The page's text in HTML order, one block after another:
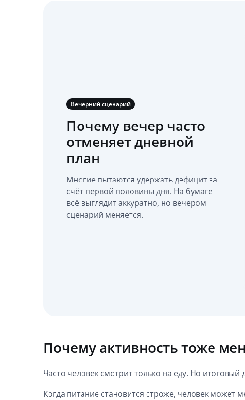
Вечерний сценарий
Почему вечер часто
отменяет дневной
план
Многие пытаются удержать дефицит за
счёт первой половины дня. На бумаге
всё выглядит аккуратно, но вечером
сценарий меняется.
Почему активность тоже
Часто человек смотрит только на еду. Но
Когда питание становится строже, человек может